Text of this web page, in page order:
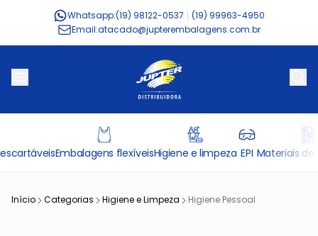
Whatsapp:(19) 98122-0537
(19) 99963-4950
Email:atacado@jupterembalagens.com.br
Embalagens flexíveisHigiene e limpeza EPI Materiais de
Início Categorias Higiene e Limpeza Higiene Pessoal